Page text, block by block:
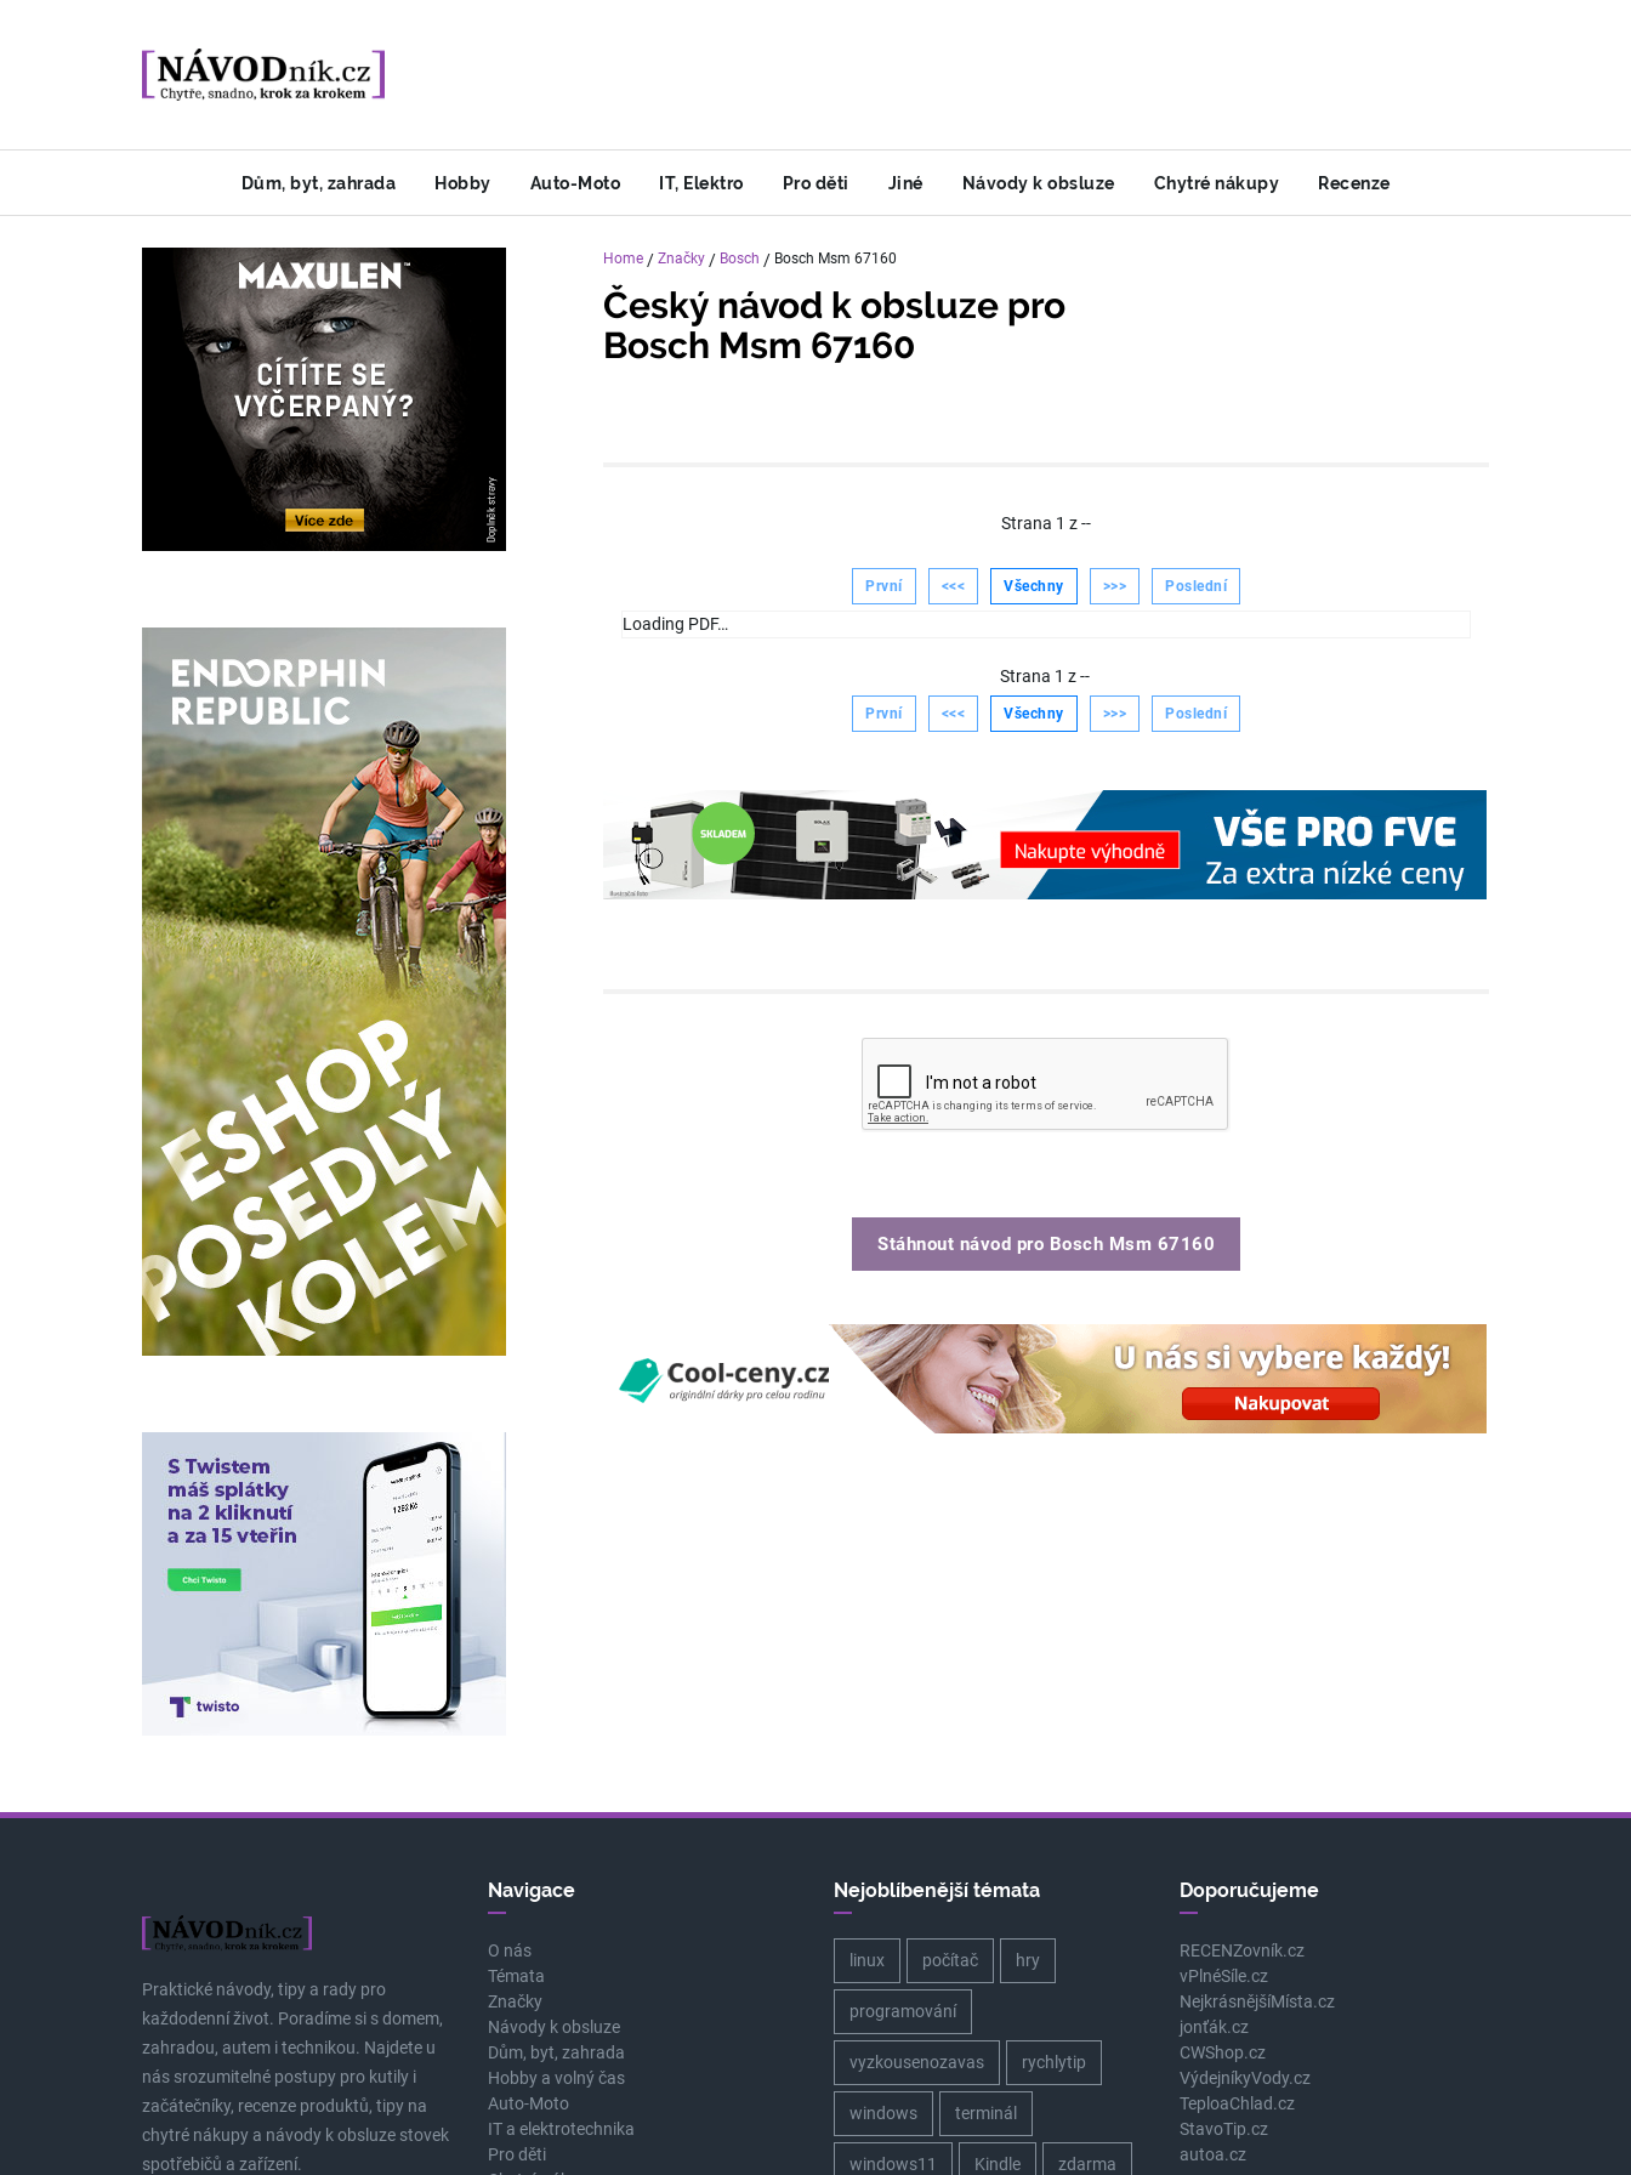
Dům, byt, zahrada Hobby Auto-Moto IT, Elektro Pro děti Jiné Návody k obsluze Chytré nákupy Recenze
Home / Značky / Bosch / Bosch Msm 67160
Český návod k obsluze pro
Bosch Msm 67160
Strana 1 z--
První <<< Všechny >>> Poslední
Loading PDF…
Strana 1 z--
První <<< Všechny >>> Poslední
Stáhnout návod pro Bosch Msm 67160
Praktické návody, tipy a rady pro
každodenní život. Poradíme si s domem,
zahradou, autem i technikou. Najdete u
nás srozumitelné postupy pro kutily i
začátečníky, recenze produktů, tipy na
chytré nákupy a návody k obsluze stovek
spotřebičů a zařízení.
Navigace
O nás
Témata
Značky
Návody k obsluze
Dům, byt, zahrada
Hobby a volný čas
Auto-Moto
IT a elektrotechnika
Pro děti
Nejoblíbenější témata
linux počítač hry
programování
vyzkousenozavas rychlytip
windows terminál
windows11 Kindle zdarma
Doporučujeme
RECENZovník.cz
vPlnéSíle.cz
NejkrásnějšíMísta.cz
jonťák.cz
CWShop.cz
VýdejníkyVody.cz
TeploaChlad.cz
StavoTip.cz
autoa.cz